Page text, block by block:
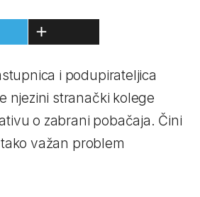
i podupirateljica
njezini stranački kolege
o zabrani pobačaja. Čini
važan problem